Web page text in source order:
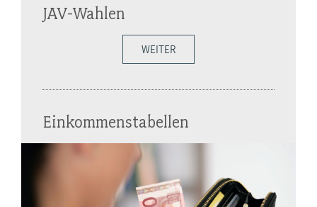
JAV-Wahlen
WEITER
Einkommenstabellen